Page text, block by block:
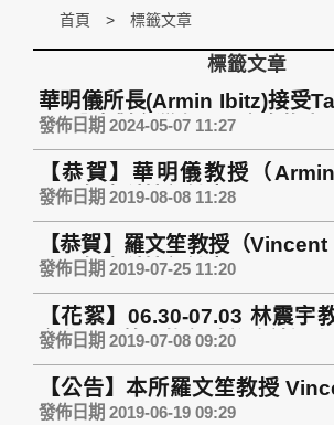
首頁 標籤文章
標籤文章
華明儀所長(Armin Ibitz)接受
問_分享對台灣在電子廢棄物處
發佈日期 2024-05-07 11:27
【恭賀】華明儀教授（
108 年度科技部計畫
發佈日期 2019-08-08 11:28
【恭賀】羅文笙教授（
108 年度科技部計畫
發佈日期 2019-07-25 11:20
【花絮】06.30-07.03 林震宇
台北電影節」擔任映後座談逐步
發佈日期 2019-07-08 09:20
【公告】本所羅文笙教授
Regions and Cohesion
發佈日期 2019-06-19 09:29